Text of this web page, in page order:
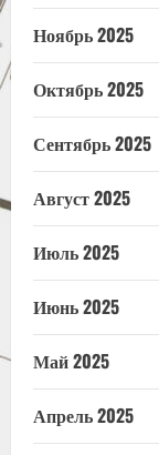
Ноябрь 2025
Октябрь 2025
Сентябрь 2025
Август 2025
Июль 2025
Июнь 2025
Май 2025
Апрель 2025